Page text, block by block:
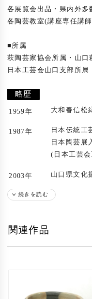
各展覧会出品・県内外多
各陶芸教室(講座専任講
■所属
萩陶芸家協会所属・山口
日本工芸会山口支部所属
略歴
1959年 大和春信松
1987年
日本伝統工
日本陶芸展
(日本工芸
2003年 山口県文化
2017年 山口県文化
1990年
近鉄奈良百
そごう百貨
三越日本橋店
続きを読む
関連作品